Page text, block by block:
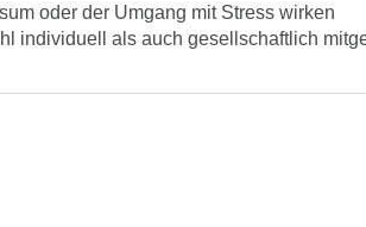
oder der Umgang mit Stress wirken
individuell als auch gesellschaftlich